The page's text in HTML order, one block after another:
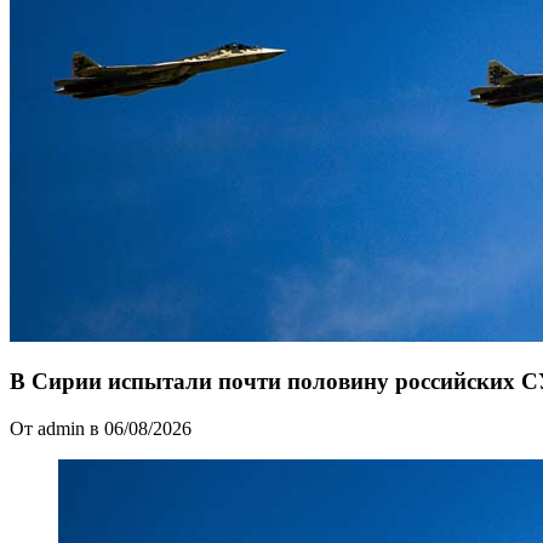
В Сирии испытали почти половину российских
От admin в 06/08/2026